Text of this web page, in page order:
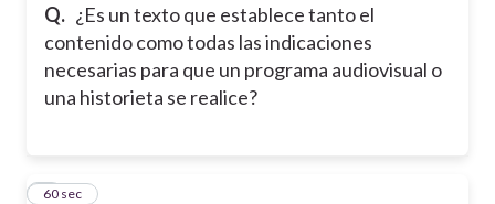
Q. ¿Es un texto que establece tanto el
contenido como todas las indicaciones
necesarias para que un programa audiovisual o
una historieta se realice?
260 sec